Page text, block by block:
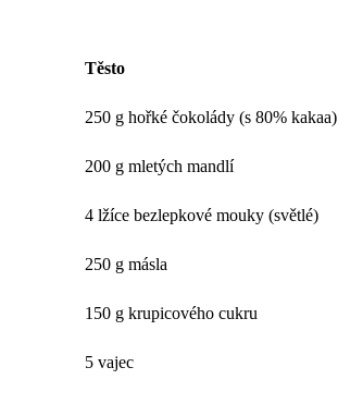
Těsto
250 g hořké čokolády (s 80% kakaa)
200 g mletých mandlí
4 lžíce bezlepkové mouky (světlé)
250 g másla
150 g krupicového cukru
5 vajec